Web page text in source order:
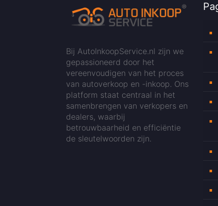
Bij AutoInkoopService.nl zijn we
gepassioneerd door het
vereenvoudigen van het proces
van autoverkoop en -inkoop. Ons
platform staat centraal in het
samenbrengen van verkopers en
dealers, waarbij
betrouwbaarheid en efficiëntie
de sleutelwoorden zijn.